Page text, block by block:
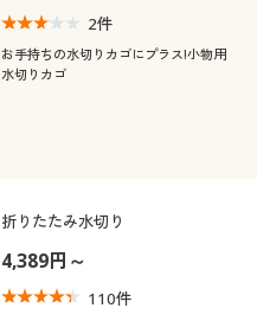
2件
お手持ちの水切りカゴにプラス!小物用
水切りカゴ
折りたたみ水切り
4,389円～
110件